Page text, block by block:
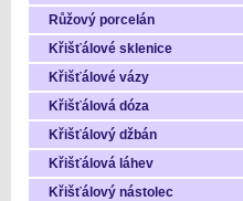
Růžový porcelán
Křišťálové sklenice
Křišťálové vázy
Křišťálová dóza
Křišťálový džbán
Křišťálová láhev
Křišťálový nástolec